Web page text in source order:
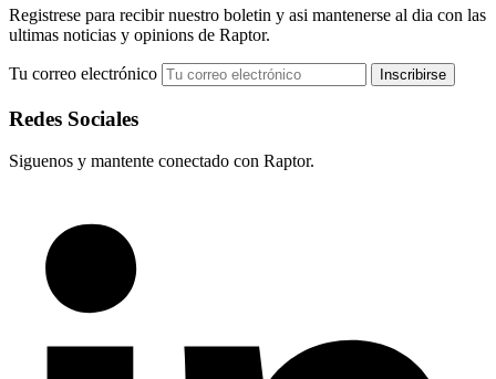
Registrese para recibir nuestro boletin y asi mantenerse al dia con las
ultimas noticias y opinions de Raptor.
Tu correo electrónico
Redes Sociales
Siguenos y mantente conectado con Raptor.